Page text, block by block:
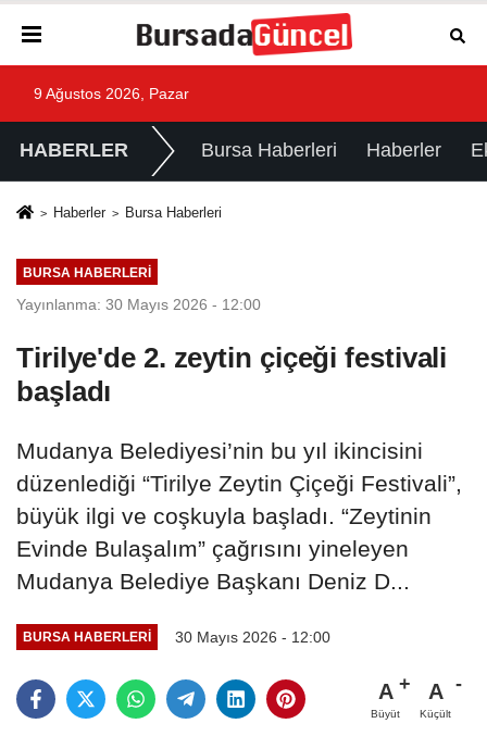
9 Ağustos 2026, Pazar
HABERLER Bursa Haberleri Haberler
Haberler Bursa Haberleri
BURSA HABERLERI
Yayınlanma: 30 Mayıs 2026 - 12:00
Tirilye'de 2. zeytin çiçeği festivali
başladı
Mudanya Belediyesi’nin bu yıl ikincisini
düzenlediği “Tirilye Zeytin Çiçeği Festivali”,
büyük ilgi ve coşkuyla başladı. “Zeytinin
Evinde Bulaşalım” çağrısını yineleyen
Mudanya Belediye Başkanı Deniz D...
BURSA HABERLERI 30 Mayıs 2026 - 12:00
A
Büyüt
A
Küçült